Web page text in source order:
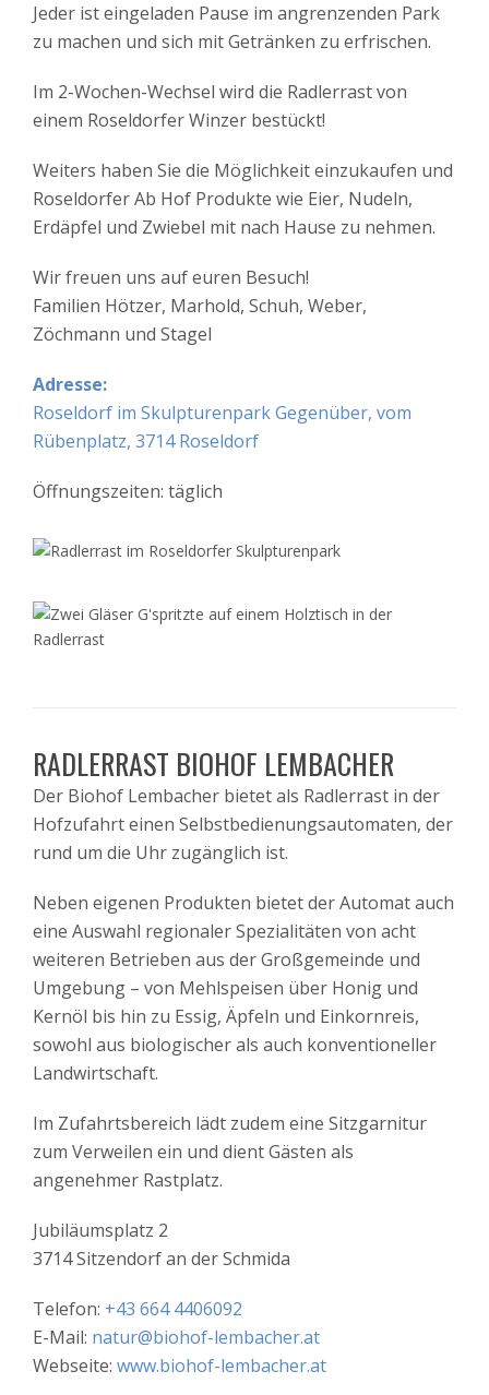
Jeder ist eingeladen Pause im angrenzenden Park
zu machen und sich mit Getränken zu erfrischen.
Im 2-Wochen-Wechsel wird die Radlerrast von
einem Roseldorfer Winzer bestückt!
Weiters haben Sie die Möglichkeit einzukaufen und
Roseldorfer Ab Hof Produkte wie Eier, Nudeln,
Erdäpfel und Zwiebel mit nach Hause zu nehmen.
Wir freuen uns auf euren Besuch!
Familien Hötzer, Marhold, Schuh, Weber,
Zöchmann und Stagel
Adresse:
Roseldorf im Skulpturenpark Gegenüber, vom
Rübenplatz, 3714 Roseldorf
Öffnungszeiten: täglich
RADLERRAST BIOHOF LEMBACHER
Der Biohof Lembacher bietet als Radlerrast in der
Hofzufahrt einen Selbstbedienungsautomaten, der
rund um die Uhr zugänglich ist.
Neben eigenen Produkten bietet der Automat auch
eine Auswahl regionaler Spezialitäten von acht
weiteren Betrieben aus der Großgemeinde und
Umgebung – von Mehlspeisen über Honig und
Kernöl bis hin zu Essig, Äpfeln und Einkornreis,
sowohl aus biologischer als auch konventioneller
Landwirtschaft.
Im Zufahrtsbereich lädt zudem eine Sitzgarnitur
zum Verweilen ein und dient Gästen als
angenehmer Rastplatz.
Jubiläumsplatz 2
3714 Sitzendorf an der Schmida
Telefon: +43 664 4406092
E-Mail: natur@biohof-lembacher.at
Webseite: www.biohof-lembacher.at